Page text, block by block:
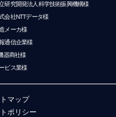
研究開発法人科学技術振興機構様
会社NTTデータ様
メーカ様
通信企業様
器商社様
ビス業様
マップ
ポリシー